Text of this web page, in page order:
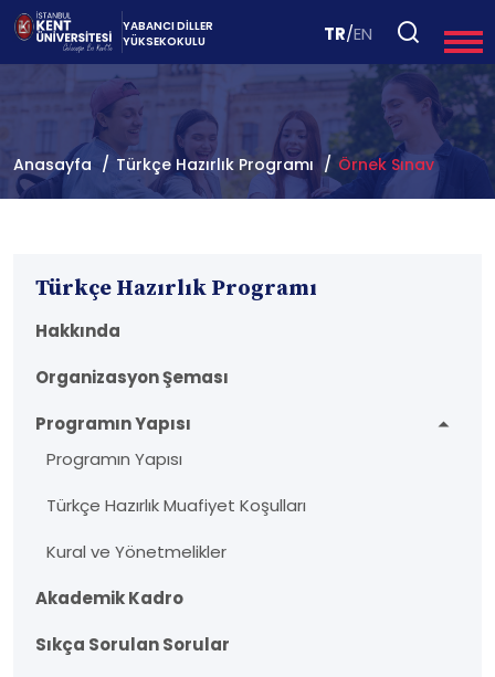
TR/EN
YABANCI DİLLER
YÜKSEKOKULU
Anasayfa Türkçe Hazırlık Programı Örnek Sınav
Türkçe Hazırlık Programı
Hakkında
Organizasyon Şeması
Programın Yapısı
Programın Yapısı
Türkçe Hazırlık Muafiyet Koşulları
Kural ve Yönetmelikler
Akademik Kadro
Sıkça Sorulan Sorular